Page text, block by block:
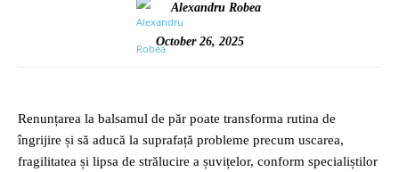
Alexandru Robea
October 26, 2025
Renunțarea la balsamul de păr poate transforma rutina de
îngrijire și să aducă la suprafață probleme precum uscarea,
fragilitatea și lipsa de strălucire a șuvițelor, conform specialiștilor